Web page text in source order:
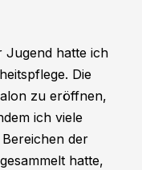
Jugend hatte ich
Die
zu eröffnen,
ich viele
der
hatte,